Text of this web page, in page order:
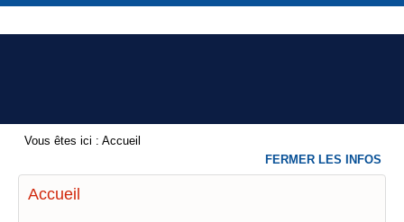
Vous êtes ici : Accueil
Accueil
FERMER LES INFOS